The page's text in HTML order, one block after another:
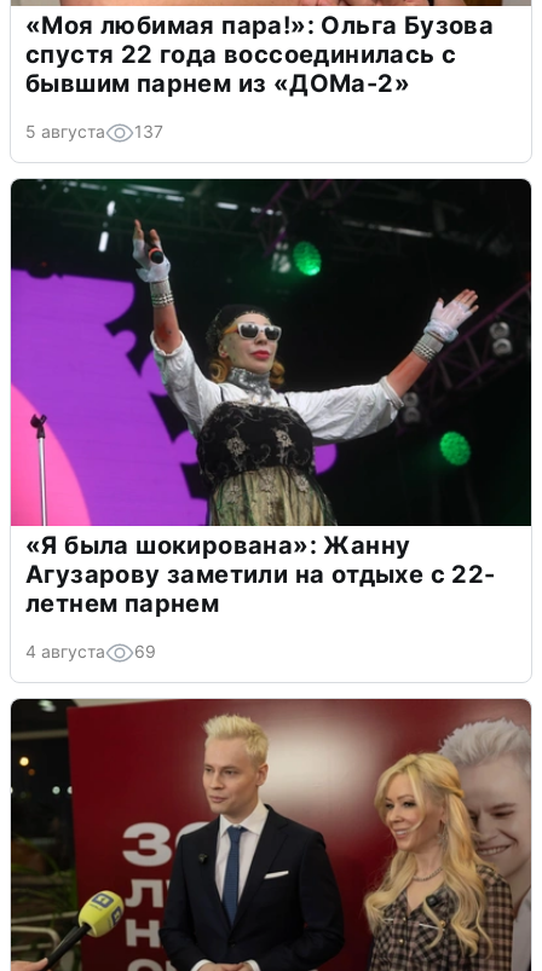
«Моя любимая пара!»: Ольга Бузова
спустя 22 года воссоединилась с
бывшим парнем из «ДОМа-2»
5 августа 137
«Я была шокирована»: Жанну
Агузарову заметили на отдыхе с 22-
летнем парнем
4 августа 69